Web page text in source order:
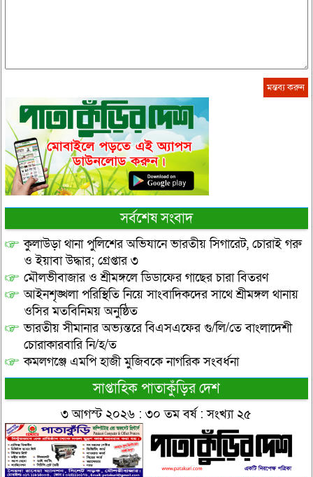
সর্বশেষ সংবাদ
কুলাউড়া থানা পুলিশের অভিযানে ভারতীয় সিগারেট, চোরাই গরু
ও ইয়াবা উদ্ধার; গ্রেপ্তার ৩
মৌলভীবাজার ও শ্রীমঙ্গলে ডিডাফের গাছের চারা বিতরণ
আইনশৃঙ্খলা পরিস্থিতি নিয়ে সাংবাদিকদের সাথে শ্রীমঙ্গল থানায়
ওসির মতবিনিময় অনুষ্ঠিত
ভারতীয় সীমানার অভ্যন্তরে বিএসএফের গু/লি/তে বাংলাদেশী
চোরাকারবারি নি/হ/ত
কমলগঞ্জে এমপি হাজী মুজিবকে নাগরিক সংবর্ধনা
সাপ্তাহিক পাতাকুঁড়ির দেশ
৩ আগস্ট ২০২৬ : ৩০ তম বর্ষ : সংখ্যা ২৫